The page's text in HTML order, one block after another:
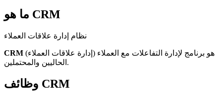
ما هو CRM
نظام إدارة علاقات العملاء
CRM (إدارة علاقات العملاء) هو برنامج لإدارة التفاعلات مع العملاء
الحاليين والمحتملين.
وظائف CRM